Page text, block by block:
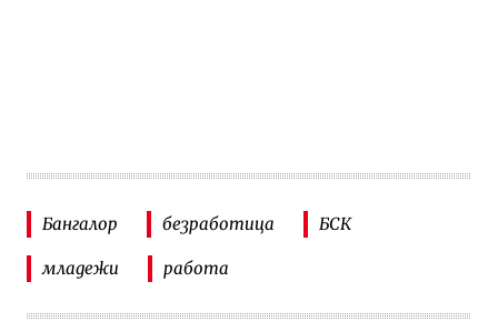
Бангалор безработица БСК
младежи работа